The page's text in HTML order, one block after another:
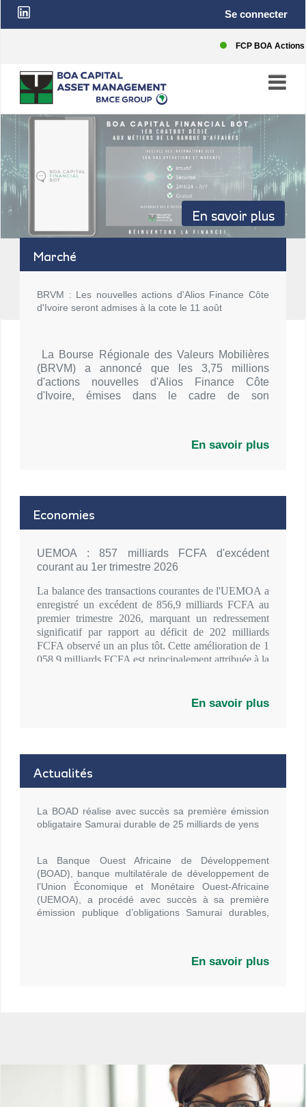
Aller
contenu
Top
User
account
menu
Se connecter
FCP BOA Actions
En savoir plus
Marché
BRVM : Les nouvelles actions d'Alios Finance Côte
d'Ivoire seront admises à la cote le 11 août
La Bourse Régionale des Valeurs Mobilières
(BRVM) a annoncé que les 3,75 millions
d'actions nouvelles d'Alios Finance Côte
d'Ivoire, émises dans le cadre de son
marquant l'aboutissement de cette opération de
En savoir plus
Economies
UEMOA : 857 milliards FCFA d'excédent
courant au 1er trimestre 2026
La balance des transactions courantes de l'UEMOA a
enregistré un excédent de 856,9 milliards FCFA au
premier trimestre 2026, marquant un redressement
significatif par rapport au déficit de 202 milliards
FCFA observé un an plus tôt. Cette amélioration de 1
058,9 milliards FCFA est principalement attribuée à la
En savoir plus
Actualités
La BOAD réalise avec succès sa première émission
obligataire Samurai durable de 25 milliards de yens
La Banque Ouest Africaine de Développement
(BOAD), banque multilatérale de développement de
l’Union Économique et Monétaire Ouest-Africaine
(UEMOA), a procédé avec succès à sa première
émission publique d’obligations Samurai durables,
3,3 milliards de yens d’obligations à cinq ans.
En savoir plus